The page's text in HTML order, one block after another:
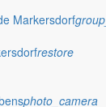
Markersdorf
restore
photo_camera